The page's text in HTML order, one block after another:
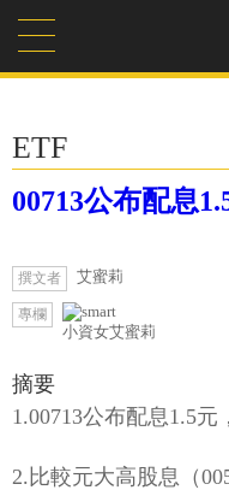
ETF
00713公布配息
撰文者 艾蜜莉
專欄
小資女艾蜜莉
摘要
1.00713公布配息1.5元
2.比較元大高股息（